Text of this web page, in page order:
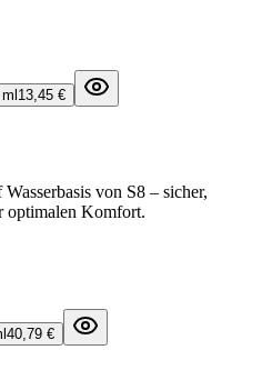
13,45 €
von S8 – sicher,
optimalen Komfort.
40,79 €